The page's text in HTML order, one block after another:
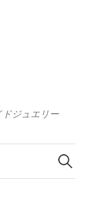
ジュエリー
検
索: